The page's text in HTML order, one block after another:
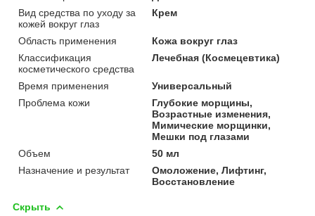
Вид средства по уходу за
кожей вокруг глаз
Крем
Область применения
Кожа вокруг глаз
Классификация
косметического средства
Лечебная (Космецевтика)
Время применения
Универсальный
Проблема кожи
Глубокие морщины,
Возрастные изменения,
Мимические морщинки,
Мешки под глазами
Объем
50 мл
Назначение и результат
Омоложение, Лифтинг,
Восстановление
Скрыть